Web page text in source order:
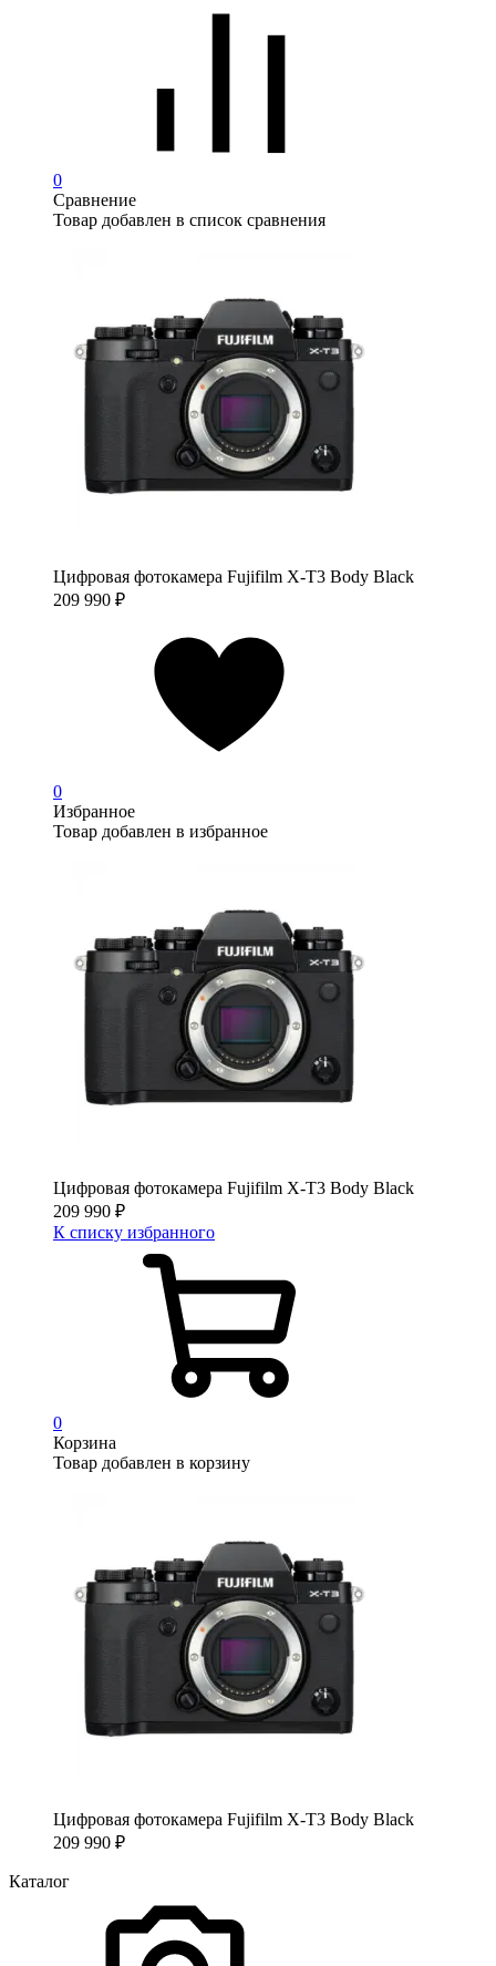
0
Сравнение
Товар добавлен в список сравнения
Цифровая фотокамера Fujifilm X-T3 Body Black
209 990 ₽
0
Избранное
Товар добавлен в избранное
Цифровая фотокамера Fujifilm X-T3 Body Black
209 990 ₽
К списку избранного
0
Корзина
Товар добавлен в корзину
Цифровая фотокамера Fujifilm X-T3 Body Black
209 990 ₽
Каталог